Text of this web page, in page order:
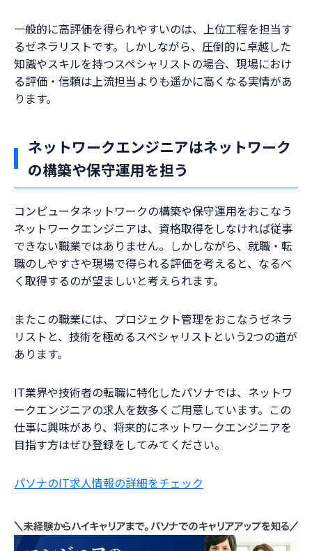
一般的に高評価を得られやすいのは、上位工程を担当す
るゼネラリストです。しかしながら、圧倒的に卓越した
知識やスキルを持つスペシャリストの場合、現場におけ
る評価・信頼は上流担当よりも遥かに高くなる実情があ
ります。
ネットワークエンジニアはネットワーク
の構築や保守運用を担う
コンピュータネットワークの構築や保守運用をおこなう
ネットワークエンジニアは、資格取得をしなければ従事
できない職業ではありません。しかしながら、就職・転
職のしやすさや現場で得られる評価を考えると、なるべ
く取得するのが望ましいと考えられます。
またこの職業には、プロジェクト管理をおこなうゼネラ
リストと、技術を極めるスペシャリストという2つの道が
あります。
IT業界や技術者の転職に特化したパソナでは、ネットワ
ークエンジニアの求人を数多くご用意しています。この
仕事に興味があり、将来的にネットワークエンジニアを
目指す方はぜひ登録をしてみてください。
パソナのIT求人情報の詳細をチェック